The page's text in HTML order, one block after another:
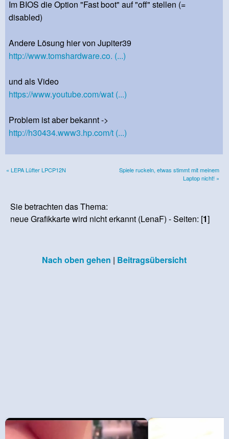
Im BIOS die Option "Fast boot" auf "off" stellen (=
disabled)
Andere Lösung hier von Jupiter39
http://www.tomshardware.co. (...)
und als Video
https://www.youtube.com/wat (...)
Problem ist aber bekannt ->
http://h30434.www3.hp.com/t (...)
« LEPA Lüfter LPCP12N
Spiele ruckeln, etwas stimmt mit meinem
Laptop nicht! »
Sie betrachten das Thema:
neue Grafikkarte wird nicht erkannt (LenaF) - Seiten: [1]
Nach oben gehen | Beitragsübersicht